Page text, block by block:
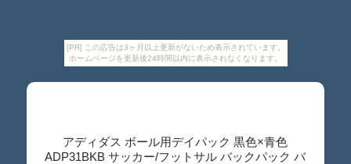
[PR] この広告は3ヶ月以上更新がないため表示されています。
ホームページを更新後24時間以内に表示されなくなります。
アディダス ボール用デイパック 黒色×青色
ADP31BKB サッカー/フットサル バックパック バ